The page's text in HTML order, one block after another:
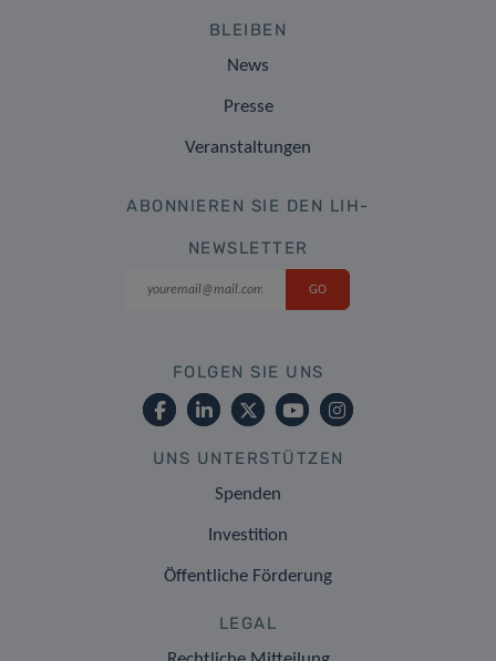
BLEIBEN
News
Presse
Veranstaltungen
ABONNIEREN SIE DEN LIH-
NEWSLETTER
FOLGEN SIE UNS
UNS UNTERSTÜTZEN
Spenden
Investition
Öffentliche Förderung
LEGAL